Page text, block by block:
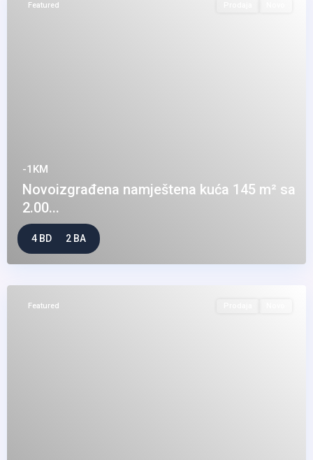
Featured
-1KM
Novoizgrađena namještena kuća 145 m² sa
2.00...
4 BD 2 BA
Featured